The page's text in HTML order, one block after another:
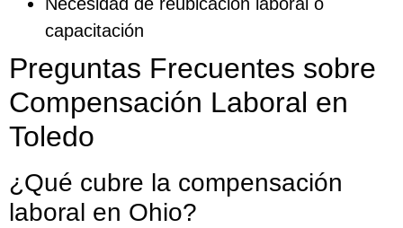
capacitación
Preguntas Frecuentes sobre
Compensación Laboral en
Toledo
¿Qué cubre la compensación
laboral en Ohio?